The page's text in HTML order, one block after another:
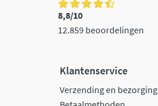
8,8/10
12.859 beoordelingen
Klantenservice
Verzending en bezorging